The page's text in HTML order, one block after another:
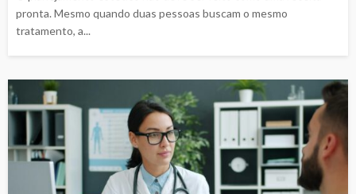
pronta. Mesmo quando duas pessoas buscam o mesmo
tratamento, a...